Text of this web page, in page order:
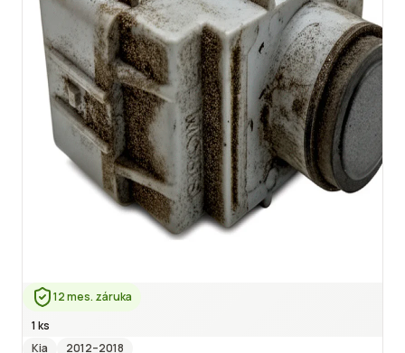
12 mes. záruka
1 ks
Kia
2012–2018